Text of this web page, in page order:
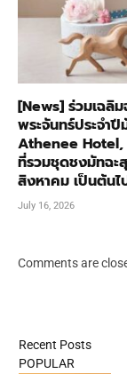
[News] ร่วมเฉลิ
พระจันทร์ประจำ
Athenee
ที่รวมชุดชงมัทฉะ
สิงหาคม เป็นต้นไ
July 16, 2026
Comments are
Recent Posts
POPULAR